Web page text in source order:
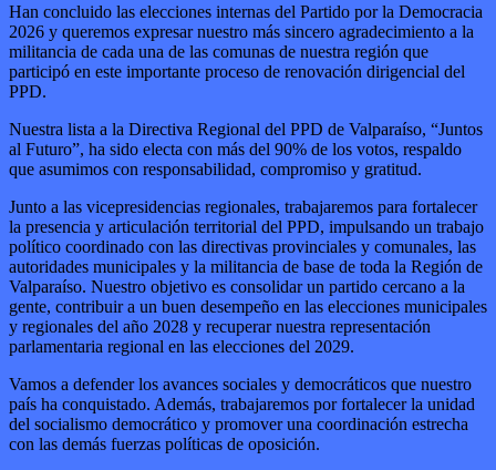
Han concluido las elecciones internas del Partido por la Democracia
2026 y queremos expresar nuestro más sincero agradecimiento a la
militancia de cada una de las comunas de nuestra región que
participó en este importante proceso de renovación dirigencial del
PPD.
Nuestra lista a la Directiva Regional del PPD de Valparaíso, “Juntos
al Futuro”, ha sido electa con más del 90% de los votos, respaldo
que asumimos con responsabilidad, compromiso y gratitud.
Junto a las vicepresidencias regionales, trabajaremos para fortalecer
la presencia y articulación territorial del PPD, impulsando un trabajo
político coordinado con las directivas provinciales y comunales, las
autoridades municipales y la militancia de base de toda la Región de
Valparaíso. Nuestro objetivo es consolidar un partido cercano a la
gente, contribuir a un buen desempeño en las elecciones municipales
y regionales del año 2028 y recuperar nuestra representación
parlamentaria regional en las elecciones del 2029.
Vamos a defender los avances sociales y democráticos que nuestro
país ha conquistado. Además, trabajaremos por fortalecer la unidad
del socialismo democrático y promover una coordinación estrecha
con las demás fuerzas políticas de oposición.